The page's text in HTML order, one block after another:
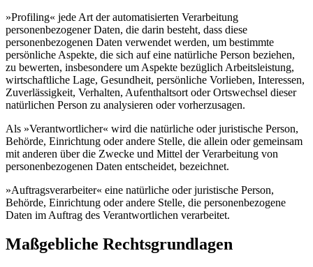
»Profiling« jede Art der automatisierten Verarbeitung
personenbezogener Daten, die darin besteht, dass diese
personenbezogenen Daten verwendet werden, um bestimmte
persönliche Aspekte, die sich auf eine natürliche Person beziehen,
zu bewerten, insbesondere um Aspekte bezüglich Arbeitsleistung,
wirtschaftliche Lage, Gesundheit, persönliche Vorlieben, Interessen,
Zuverlässigkeit, Verhalten, Aufenthaltsort oder Ortswechsel dieser
natürlichen Person zu analysieren oder vorherzusagen.
Als »Verantwortlicher« wird die natürliche oder juristische Person,
Behörde, Einrichtung oder andere Stelle, die allein oder gemeinsam
mit anderen über die Zwecke und Mittel der Verarbeitung von
personenbezogenen Daten entscheidet, bezeichnet.
»Auftragsverarbeiter« eine natürliche oder juristische Person,
Behörde, Einrichtung oder andere Stelle, die personenbezogene
Daten im Auftrag des Verantwortlichen verarbeitet.
Maßgebliche Rechtsgrundlagen